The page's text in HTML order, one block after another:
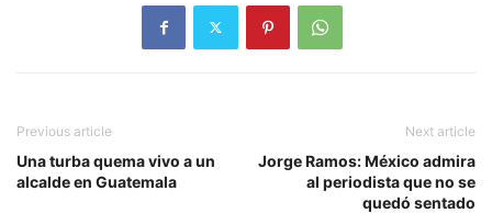
Previous article
Una turba quema vivo a un
alcalde en Guatemala
Next article
Jorge Ramos: México admira
al periodista que no se
quedó sentado